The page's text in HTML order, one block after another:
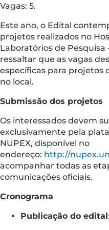
Vagas: 5.
Este ano, o Edital
projetos realizados no
Laboratórios de
ressaltar que as vagas
específicas para projetos
no local.
Submissão dos projetos
Os interessados devem
exclusivamente pela
NUPEX, disponível no
endereço: http://
acompanhar todas as
comunicações oficiais.
Cronograma
Publicação do edital